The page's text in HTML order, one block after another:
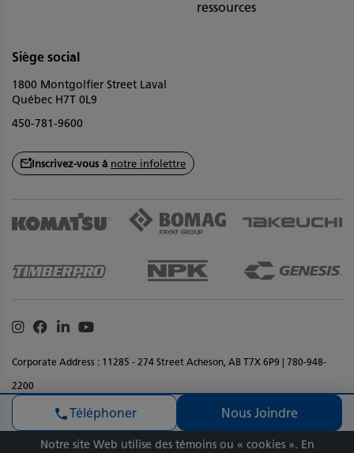
Téléphoner Nous Joindre
ressources
Siège social
1800 Montgolfier Street Laval
Québec H7T 0L9
450-781-9600
Inscrivez-vous à notre infolettre
Corporate Address : 11285 - 274 Street Acheson, AB T7X 6P9 | 780-948-
2200
Déclaration de confidentialité
Termes et conditions
Renseignments sur les droits d'auteur
Accessibilite
Instagram
Facebook
LinkedinYoutube
Notre site Web utilise des témoins ou « cookies ». En